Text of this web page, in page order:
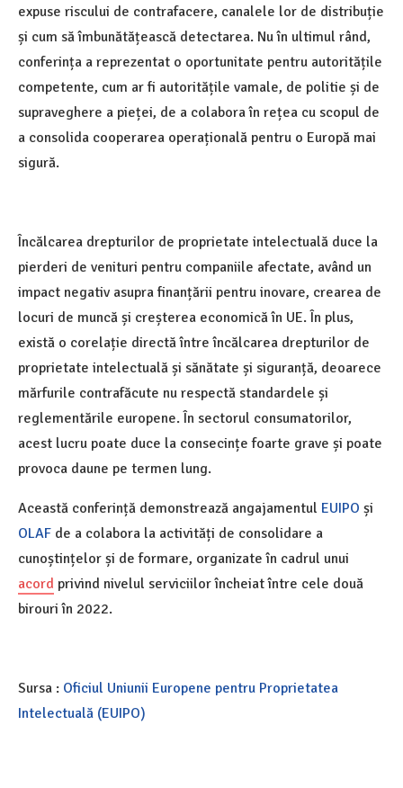
expuse riscului de contrafacere, canalele lor de distribuție
și cum să îmbunătățească detectarea. Nu în ultimul rând,
conferința a reprezentat o oportunitate pentru autoritățile
competente, cum ar fi autoritățile vamale, de politie și de
supraveghere a pieței, de a colabora în rețea cu scopul de
a consolida cooperarea operațională pentru o Europă mai
sigură.
Încălcarea drepturilor de proprietate intelectuală duce la
pierderi de venituri pentru companiile afectate, având un
impact negativ asupra finanțării pentru inovare, crearea de
locuri de muncă și creșterea economică în UE. În plus,
există o corelație directă între încălcarea drepturilor de
proprietate intelectuală și sănătate și siguranță, deoarece
mărfurile contrafăcute nu respectă standardele și
reglementările europene. În sectorul consumatorilor,
acest lucru poate duce la consecințe foarte grave și poate
provoca daune pe termen lung.
Această conferință demonstrează angajamentul EUIPO și
OLAF de a colabora la activități de consolidare a
cunoștințelor și de formare, organizate în cadrul unui
acord privind nivelul serviciilor încheiat între cele două
birouri în 2022.
Sursa : Oficiul Uniunii Europene pentru Proprietatea
Intelectuală (EUIPO)